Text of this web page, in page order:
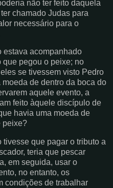
não ter feito daquela
chamado Judas para
necessário para o
estava acompanhado
pegou o peixe; no
se tivessem visto Pedro
de dentro da boca do
aquele evento, a
feito àquele discípulo de
havia uma moeda de
peixe?
que pagar o tributo a
teria que pescar
em seguida, usar o
no entanto, os
condições de trabalhar